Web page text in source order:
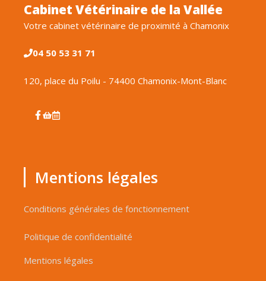
Cabinet Vétérinaire de la Vallée
Votre cabinet vétérinaire de proximité à Chamonix
04 50 53 31 71
120, place du Poilu - 74400 Chamonix-Mont-Blanc
Mentions légales
Conditions générales de fonctionnement
Politique de confidentialité
Mentions légales